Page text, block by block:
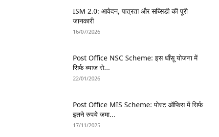
ISM 2.0: आवेदन, पात्रता और सब्सिडी की पूरी
जानकारी
16/07/2026
Post Office NSC Scheme: इस धाँसू योजना में
सिर्फ ब्याज से...
22/01/2026
Post Office MIS Scheme: पोस्ट ऑफिस में सिर्फ
इतने रुपये जमा...
17/11/2025